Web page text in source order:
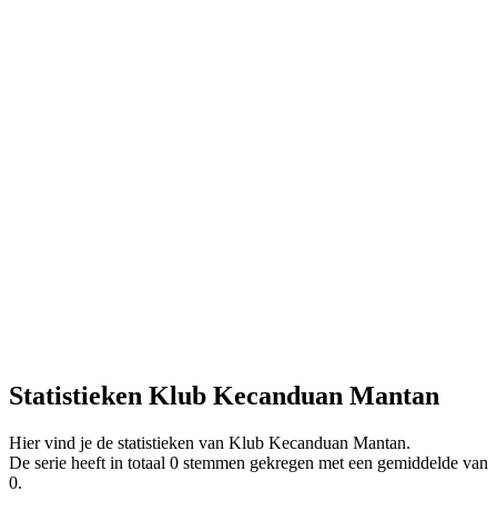
Statistieken Klub Kecanduan Mantan
Hier vind je de statistieken van Klub Kecanduan Mantan.
De serie heeft in totaal 0 stemmen gekregen met een gemiddelde van
0.